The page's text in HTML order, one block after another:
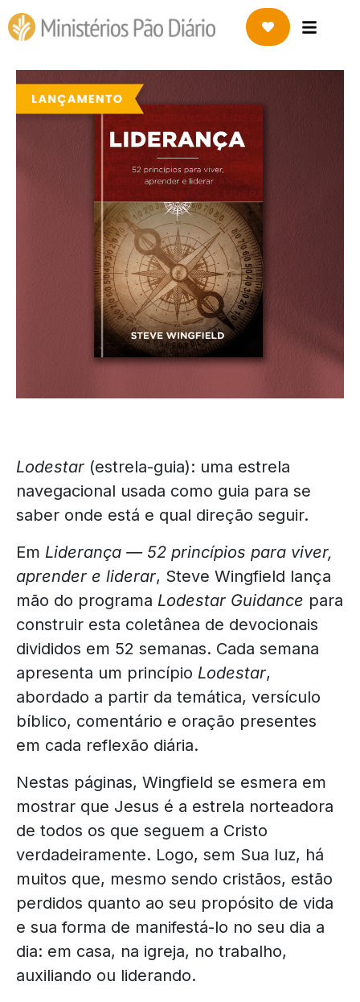
Lodestar (estrela-guia): uma estrela
navegacional usada como guia para se
saber onde está e qual direção seguir.
Em Liderança — 52 princípios para viver,
aprender e liderar, Steve Wingfield lança
mão do programa Lodestar Guidance para
construir esta coletânea de devocionais
divididos em 52 semanas. Cada semana
apresenta um princípio Lodestar,
abordado a partir da temática, versículo
bíblico, comentário e oração presentes
em cada reflexão diária.
Nestas páginas, Wingfield se esmera em
mostrar que Jesus é a estrela norteadora
de todos os que seguem a Cristo
verdadeiramente. Logo, sem Sua luz, há
muitos que, mesmo sendo cristãos, estão
perdidos quanto ao seu propósito de vida
e sua forma de manifestá-lo no seu dia a
dia: em casa, na igreja, no trabalho,
auxiliando ou liderando.